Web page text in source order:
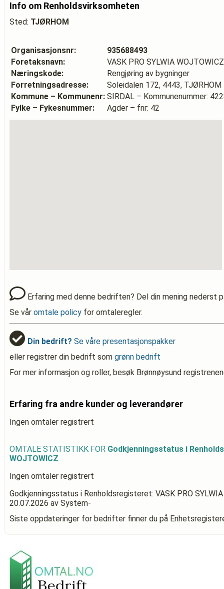
Info om Renholdsvirksomheten
Sted: TJØRHOM
Organisasjonsnr:
935688493
Foretaksnavn:
VASK PRO SYLWIA WOJTOWICZ
Næringskode:
Rengjøring av bygninger
Forretningsadresse:
Soleidalen 172, 4443, TJØRHOM
Kommune – Kommunenr: SIRDAL – Kommunenummer:
Fylke – Fykesnummer:
Agder – fnr: 42
Erfaring med denne bedriften? Del din mening nederst
Se vår omtale policy for omtaleregler.
Din bedrift? Se våre presentasjonspakker
eller registrer din bedrift som grønn bedrift
For mer informasjon og roller, besøk Brønnøysund
Erfaring fra andre kunder og leverandører
Ingen omtaler registrert
OMTALE STATISTIKK FOR Godkjenningsstatus i
WOJTOWICZ
Ingen omtaler registrert
Godkjenningsstatus i Renholdsregisteret: VASK PRO
20.07.2026 av System-
Siste oppdateringer for bedrifter finner du på